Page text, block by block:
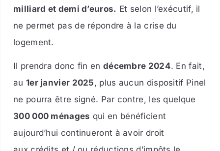
milliard et demi d’euros. Et selon l’exécutif, il
ne permet pas de répondre à la crise du
logement.
Il prendra donc fin en décembre 2024. En fait,
au 1er janvier 2025, plus aucun dispositif Pinel
ne pourra être signé. Par contre, les quelque
300 000 ménages qui en bénéficient
aujourd’hui continueront à avoir droit